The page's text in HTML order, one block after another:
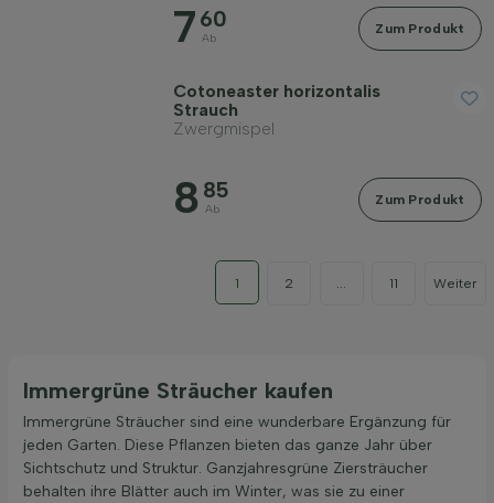
7 60
Ab
Zum Produkt
Cotoneaster horizontalis
Strauch
Zwergmispel
8 85
Ab
Zum Produkt
1 2 11 Weiter
Immergrüne Sträucher kaufen
Immergrüne Sträucher sind eine wunderbare Ergänzung für
jeden Garten. Diese Pflanzen bieten das ganze Jahr über
Sichtschutz und Struktur. Ganzjahresgrüne Ziersträucher
behalten ihre Blätter auch im Winter, was sie zu einer